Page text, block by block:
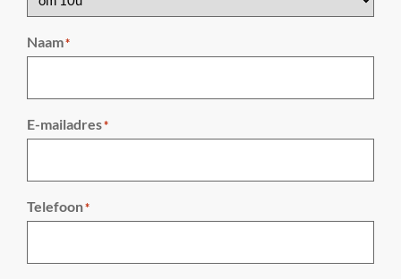
Naam*
E-mailadres*
Telefoon*